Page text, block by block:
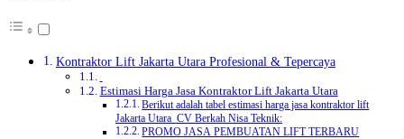
Kontraktor Lift Jakarta Utara Profesional & Tepercaya
Estimasi Harga Jasa Kontraktor Lift Jakarta Utara
Berikut adalah tabel estimasi harga jasa kontraktor lift
Jakarta Utara CV Berkah Nisa Teknik:
PROMO JASA PEMBUATAN LIFT TERBARU